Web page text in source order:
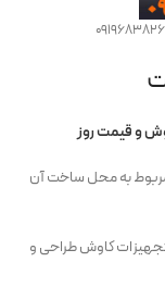
و قیمت روز
به محل ساخت آن
کاوش طراحی و